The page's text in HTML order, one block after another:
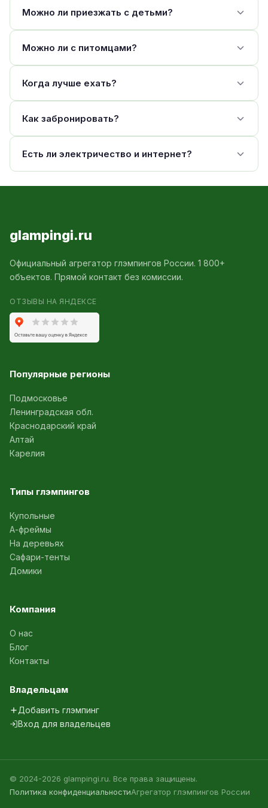
Можно ли приезжать с детьми?
Можно ли с питомцами?
Когда лучше ехать?
Как забронировать?
Есть ли электричество и интернет?
glampingi.ru
Официальный агрегатор глэмпингов России. 1 800+
объектов. Прямой контакт без комиссии.
ОТЗЫВЫ НА ЯНДЕКСЕ
Популярные регионы
Подмосковье
Ленинградская обл.
Краснодарский край
Алтай
Карелия
Типы глэмпингов
Купольные
А-фреймы
На деревьях
Сафари-тенты
Домики
Компания
О нас
Блог
Контакты
Владельцам
Добавить глэмпинг
Вход для владельцев
© 2024-2026 glampingi.ru. Все права защищены.
Политика конфиденциальностиАгрегатор глэмпингов России